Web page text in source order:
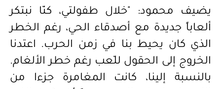
يضيف محمود: "خلال طفولتي، كنّا نبتكر
ألعاباً جديدة مع أصدقاء الحي، رغم الخطر
الذي كان يحيط بنا في زمن الحرب. اعتدنا
الخروج إلى الحقول للّعب رغم خطر الألغام.
بالنسبة إلينا، كانت المغامرة جزءا من